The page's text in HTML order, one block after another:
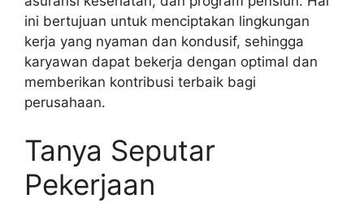
ini bertujuan untuk menciptakan lingkungan
kerja yang nyaman dan kondusif, sehingga
karyawan dapat bekerja dengan optimal dan
memberikan kontribusi terbaik bagi
perusahaan.
Tanya Seputar
Pekerjaan